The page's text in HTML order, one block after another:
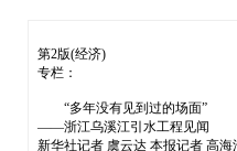
第2版(经济)
专栏：
“多年没有见到过的场面”
——浙江乌溪江引水工程见闻
新华社记者 虞云达 本报记者 高海